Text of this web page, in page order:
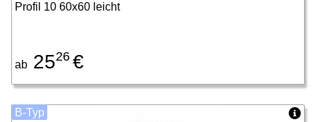
Profil 10 60x60 leicht
ab 2526 €
B-Typ